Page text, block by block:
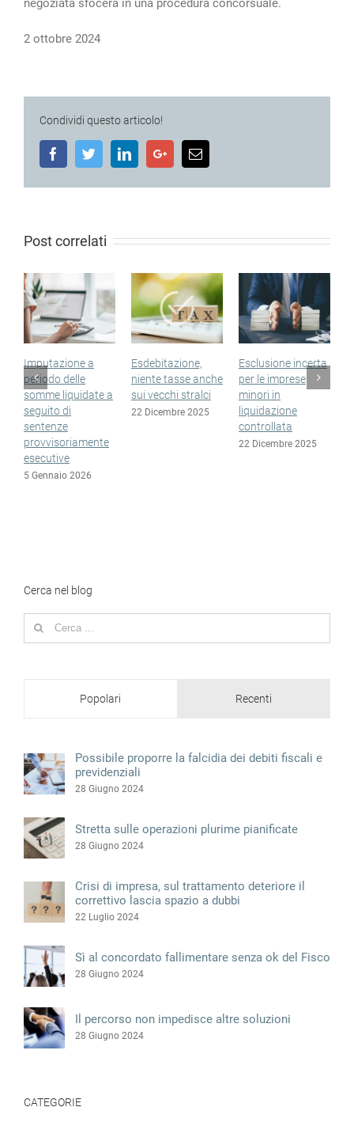
negoziata sfocerà in una procedura concorsuale.
2 ottobre 2024
Condividi questo articolo!
FacebookTwitterLinkedInGoogle+Email
Post correlati
Imputazione a
periodo delle
somme liquidate a
seguito di
sentenze
provvisoriamente
esecutive
5 Gennaio 2026
Esdebitazione,
niente tasse anche
sui vecchi stralci
22 Dicembre 2025
Esclusione incerta
per le imprese
minori in
liquidazione
controllata
22 Dicembre 2025
Cerca nel blog
Search
for:
Popolari Recenti
Possibile proporre la falcidia dei debiti fiscali e
previdenziali
28 Giugno 2024
Stretta sulle operazioni plurime pianificate
28 Giugno 2024
Crisi di impresa, sul trattamento deteriore il
correttivo lascia spazio a dubbi
22 Luglio 2024
Sì al concordato fallimentare senza ok del Fisco
28 Giugno 2024
Il percorso non impedisce altre soluzioni
28 Giugno 2024
CATEGORIE